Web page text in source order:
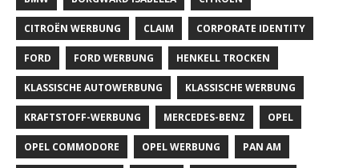
CITROËN WERBUNG CLAIM CORPORATE IDENTITY
FORD FORD WERBUNG HENKELL TROCKEN
KLASSISCHE AUTOWERBUNG KLASSISCHE WERBUNG
KRAFTSTOFF-WERBUNG MERCEDES-BENZ OPEL
OPEL COMMODORE OPEL WERBUNG PAN AM